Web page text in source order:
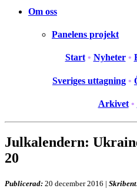
Om oss
Panelens projekt
Start • Nyheter •
Sveriges uttagning •
Arkivet •
Julkalendern:
20
Publicerad: 20 december 2016 |